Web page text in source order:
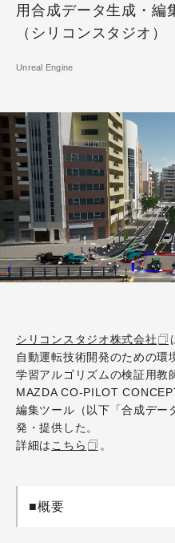
用合成データ生成・編
（シリコンスタジオ）
Unreal Engine
シリコンスタジオ株式会社
自動運転技術開発のための環
学習アルゴリズムの検証用教
MAZDA CO-PILOT
編集ツール（以下「合成デー
発・提供した。
詳細は こちら 。
■概要